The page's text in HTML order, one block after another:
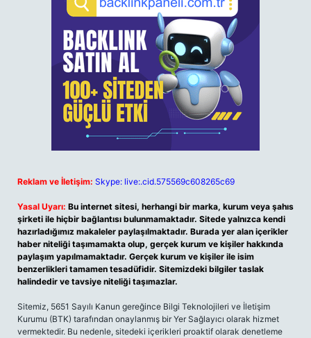
Reklam ve İletişim: Skype: live:.cid.575569c608265c69
Yasal Uyarı: Bu internet sitesi, herhangi bir marka, kurum veya şahıs
şirketi ile hiçbir bağlantısı bulunmamaktadır. Sitede yalnızca kendi
hazırladığımız makaleler paylaşılmaktadır. Burada yer alan içerikler
haber niteliği taşımamakta olup, gerçek kurum ve kişiler hakkında
paylaşım yapılmamaktadır. Gerçek kurum ve kişiler ile isim
benzerlikleri tamamen tesadüfidir. Sitemizdeki bilgiler taslak
halindedir ve tavsiye niteliği taşımazlar.
Sitemiz, 5651 Sayılı Kanun gereğince Bilgi Teknolojileri ve İletişim
Kurumu (BTK) tarafından onaylanmış bir Yer Sağlayıcı olarak hizmet
vermektedir. Bu nedenle, sitedeki içerikleri proaktif olarak denetleme